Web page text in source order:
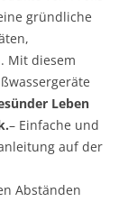
gründliche
Mit diesem
Leben
– Einfache und
auf der
Abständen